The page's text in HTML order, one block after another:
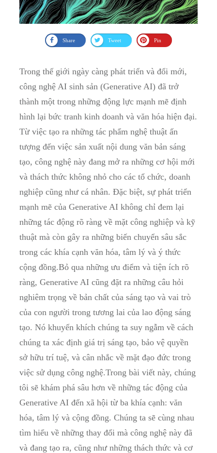
Share Tweet Pin
Trong thế giới ngày càng phát triển và đổi mới,
công nghệ AI sinh sản (Generative AI) đã trở
thành một trong những động lực mạnh mẽ định
hình lại bức tranh kinh doanh và văn hóa hiện đại.
Từ việc tạo ra những tác phẩm nghệ thuật ấn
tượng đến việc sản xuất nội dung văn bản sáng
tạo, công nghệ này đang mở ra những cơ hội mới
và thách thức không nhỏ cho các tổ chức, doanh
nghiệp cũng như cá nhân. Đặc biệt, sự phát triển
mạnh mẽ của Generative AI không chỉ đem lại
những tác động rõ ràng về mặt công nghiệp và kỹ
thuật mà còn gây ra những biến chuyển sâu sắc
trong các khía cạnh văn hóa, tâm lý và ý thức
cộng đồng.Bỏ qua những ưu điểm và tiện ích rõ
ràng, Generative AI cũng đặt ra những câu hỏi
nghiêm trọng về bản chất của sáng tạo và vai trò
của con người trong tương lai của lao động sáng
tạo. Nó khuyến khích chúng ta suy ngẫm về cách
chúng ta xác định giá trị sáng tạo, bảo vệ quyền
sở hữu trí tuệ, và cân nhắc về mặt đạo đức trong
việc sử dụng công nghệ.Trong bài viết này, chúng
tôi sẽ khám phá sâu hơn về những tác động của
Generative AI đến xã hội từ ba khía cạnh: văn
hóa, tâm lý và cộng đồng. Chúng ta sẽ cùng nhau
tìm hiểu về những thay đổi mà công nghệ này đã
và đang tạo ra, cũng như những thách thức và cơ